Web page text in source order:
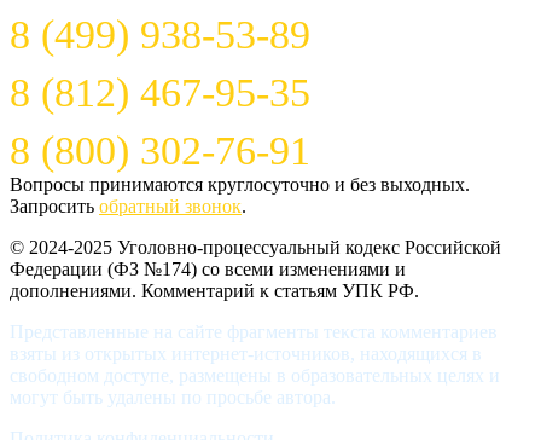
8 (499) 938-53-89
8 (812) 467-95-35
8 (800) 302-76-91
Вопросы принимаются круглосуточно и без выходных.
Запросить обратный звонок.
© 2024-2025 Уголовно-процессуальный кодекс Российской
Федерации (ФЗ №174) со всеми изменениями и
дополнениями. Комментарий к статьям УПК РФ.
Представленные на сайте фрагменты текста комментариев
взяты из открытых интернет-источников, находящихся в
свободном доступе, размещены в образовательных целях и
могут быть удалены по просьбе автора.